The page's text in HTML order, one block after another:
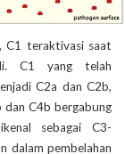
C1 teraktivasi saat
C1 yang telah
C2a dan C2b,
dan C4b bergabung
sebagai C3-
dalam pembelahan